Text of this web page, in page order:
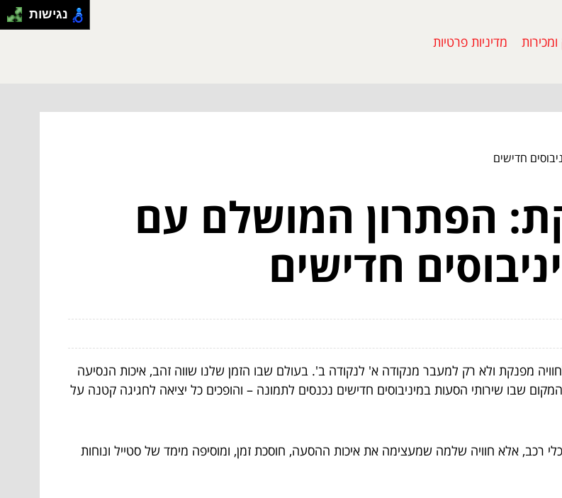
ומכירות מדיניות פרטיות
חדישים
הפתרון המושלם עם
חדישים
מפנקת ולא רק למעבר מנקודה א' לנקודה ב'. בעולם שבו הזמן שלנו שווה זהב, איכות הנסיעה
שבו שירותי הסעות במיניבוסים חדישים נכנסים לתמונה – והופכים כל יציאה לחגיגה קטנה על
רכב, אלא חוויה שלמה שמעצימה את איכות ההסעה, חוסכת זמן, ומוסיפה מימד של סטייל ונוחות
נגישות